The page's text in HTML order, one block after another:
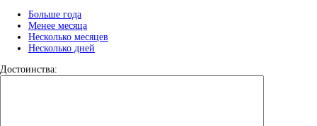
Больше года
Менее месяца
Несколько месяцев
Несколько дней
Достоинства: